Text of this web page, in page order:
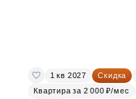
1 кв 2027 Скидка
Квартира за 2 000 ₽/мес